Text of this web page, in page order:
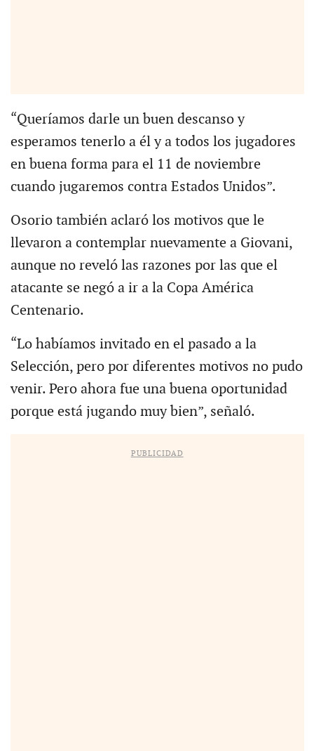
“Queríamos darle un buen descanso y
esperamos tenerlo a él y a todos los jugadores
en buena forma para el 11 de noviembre
cuando jugaremos contra Estados Unidos”.
Osorio también aclaró los motivos que le
llevaron a contemplar nuevamente a Giovani,
aunque no reveló las razones por las que el
atacante se negó a ir a la Copa América
Centenario.
“Lo habíamos invitado en el pasado a la
Selección, pero por diferentes motivos no pudo
venir. Pero ahora fue una buena oportunidad
porque está jugando muy bien”, señaló.
PUBLICIDAD